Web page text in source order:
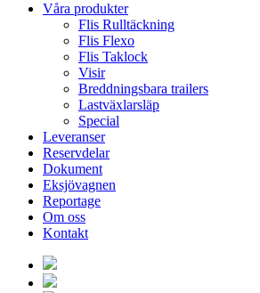
Våra produkter
Flis Rulltäckning
Flis Flexo
Flis Taklock
Visir
Breddningsbara trailers
Lastväxlarsläp
Special
Leveranser
Reservdelar
Dokument
Eksjövagnen
Reportage
Om oss
Kontakt